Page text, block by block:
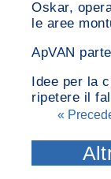
Oskar,
le aree
ApVAN
Idee per la
ripetere il
«